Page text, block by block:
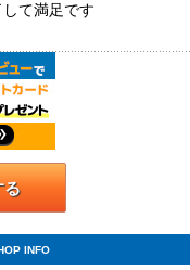
て満足です
る
INFO